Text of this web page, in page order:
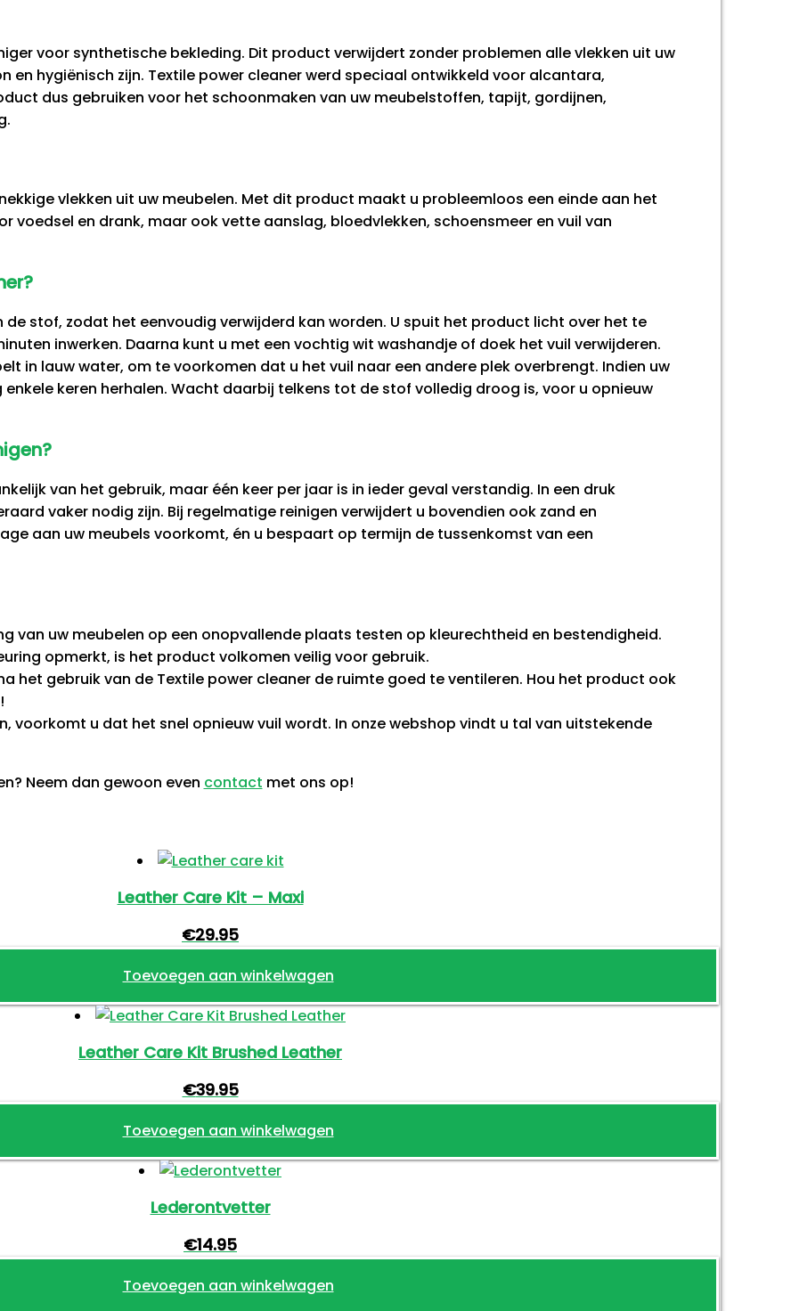
voor synthetische bekleding. Dit product verwijdert zonder problemen alle vlekken uit uw
en hygiënisch zijn. Textile power cleaner werd speciaal ontwikkeld voor alcantara,
dus gebruiken voor het schoonmaken van uw meubelstoffen, tapijt, gordijnen,
vlekken uit uw meubelen. Met dit product maakt u probleemloos een einde aan het
en drank, maar ook vette aanslag, bloedvlekken, schoensmeer en vuil van
stof, zodat het eenvoudig verwijderd kan worden. U spuit het product licht over het te
inwerken. Daarna kunt u met een vochtig wit washandje of doek het vuil verwijderen.
in lauw water, om te voorkomen dat u het vuil naar een andere plek overbrengt. Indien uw
keren herhalen. Wacht daarbij telkens tot de stof volledig droog is, voor u opnieuw
van het gebruik, maar één keer per jaar is in ieder geval verstandig. In een druk
vaker nodig zijn. Bij regelmatige reinigen verwijdert u bovendien ook zand en
aan uw meubels voorkomt, én u bespaart op termijn de tussenkomst van een
van uw meubelen op een onopvallende plaats testen op kleurechtheid en bestendigheid.
opmerkt, is het product volkomen veilig voor gebruik.
het gebruik van de Textile power cleaner de ruimte goed te ventileren. Hou het product ook
voorkomt u dat het snel opnieuw vuil wordt. In onze webshop vindt u tal van uitstekende
Neem dan gewoon even contact met ons op!
Leather Care Kit – Maxi
€29.95
Toevoegen aan winkelwagen
Leather Care Kit Brushed Leather
€39.95
Toevoegen aan winkelwagen
Lederontvetter
€14.95
Toevoegen aan winkelwagen